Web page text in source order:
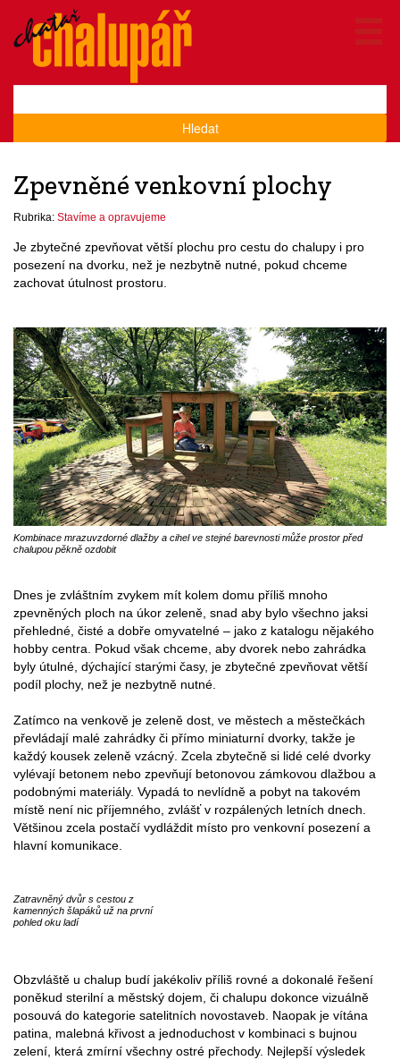
Hledat
Zpevněné venkovní plochy
Rubrika: Stavíme a opravujeme
Je zbytečné zpevňovat větší plochu pro cestu do chalupy i pro
posezení na dvorku, než je nezbytně nutné, pokud chceme
zachovat útulnost prostoru.
Kombinace mrazuvzdorné dlažby a cihel ve stejné barevnosti může prostor před
chalupou pěkně ozdobit
Dnes je zvláštním zvykem mít kolem domu příliš mnoho
zpevněných ploch na úkor zeleně, snad aby bylo všechno jaksi
přehledné, čisté a dobře omyvatelné – jako z katalogu nějakého
hobby centra. Pokud však chceme, aby dvorek nebo zahrádka
byly útulné, dýchající starými časy, je zbytečné zpevňovat větší
podíl plochy, než je nezbytně nutné.
Zatímco na venkově je zeleně dost, ve městech a městečkách
převládají malé zahrádky či přímo miniaturní dvorky, takže je
každý kousek zeleně vzácný. Zcela zbytečně si lidé celé dvorky
vylévají betonem nebo zpevňují betonovou zámkovou dlažbou a
podobnými materiály. Vypadá to nevlídně a pobyt na takovém
místě není nic příjemného, zvlášť v rozpálených letních dnech.
Většinou zcela postačí vydláždit místo pro venkovní posezení a
hlavní komunikace.
Zatravněný dvůr s cestou z
kamenných šlapáků už na první
pohled oku ladí
Obzvláště u chalup budí jakékoliv příliš rovné a dokonalé řešení
poněkud sterilní a městský dojem, či chalupu dokonce vizuálně
posouvá do kategorie satelitních novostaveb. Naopak je vítána
patina, malebná křivost a jednoduchost v kombinaci s bujnou
zelení, která zmírní všechny ostré přechody. Nejlepší výsledek